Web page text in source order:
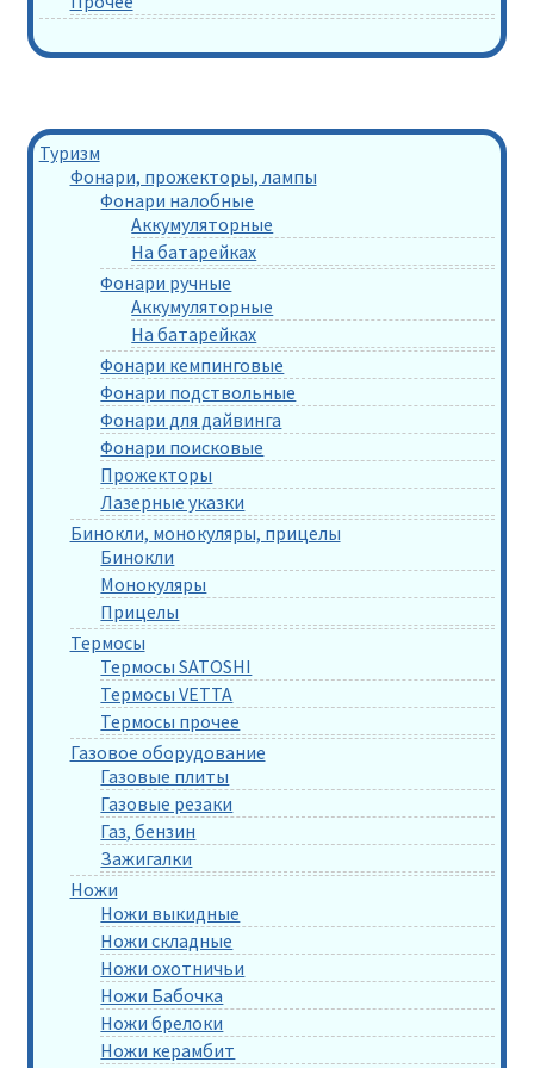
Туризм
Фонари, прожекторы, лампы
Фонари налобные
Аккумуляторные
На батарейках
Фонари ручные
Аккумуляторные
На батарейках
Фонари кемпинговые
Фонари подствольные
Фонари для дайвинга
Фонари поисковые
Прожекторы
Лазерные указки
Бинокли, монокуляры, прицелы
Бинокли
Монокуляры
Прицелы
Термосы
Термосы SATOSHI
Термосы VETTA
Термосы прочее
Газовое оборудование
Газовые плиты
Газовые резаки
Газ, бензин
Зажигалки
Ножи
Ножи выкидные
Ножи складные
Ножи охотничьи
Ножи Бабочка
Ножи брелоки
Ножи керамбит